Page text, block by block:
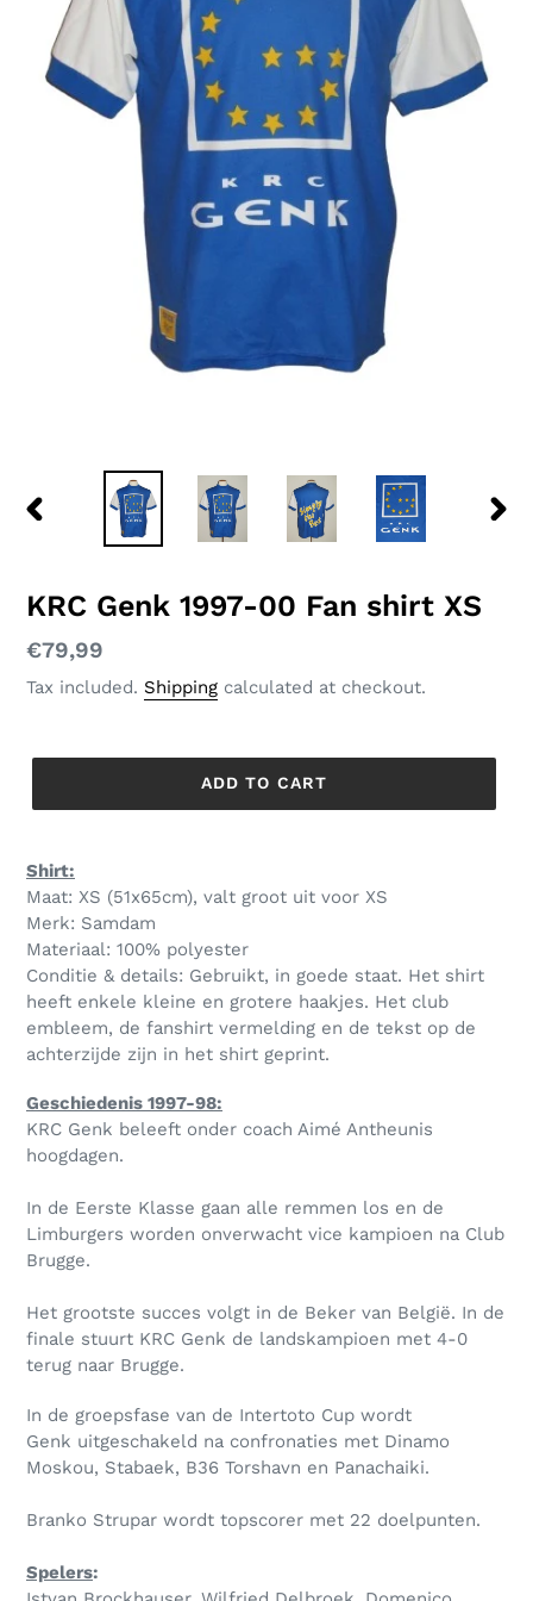
KRC Genk 1997-00 Fan shirt XS
Regular
price
€79,99
Tax included. Shipping calculated at checkout.
ADD TO CART
Shirt:
Maat: XS (51x65cm), valt groot uit voor XS
Merk: Samdam
Materiaal: 100% polyester
Conditie & details: Gebruikt, in goede staat. Het shirt
heeft enkele kleine en grotere haakjes. Het club
embleem, de fanshirt vermelding en de tekst op de
achterzijde zijn in het shirt geprint.
Geschiedenis 1997-98:
KRC Genk beleeft onder coach Aimé Antheunis
hoogdagen.
In de Eerste Klasse gaan alle remmen los en de
Limburgers worden onverwacht vice kampioen na Club
Brugge.
Het grootste succes volgt in de Beker van België. In de
finale stuurt KRC Genk de landskampioen met 4-0
terug naar Brugge.
In de groepsfase van de Intertoto Cup wordt
Genk uitgeschakeld na confronaties met Dinamo
Moskou, Stabaek, B36 Torshavn en Panachaiki.
Branko Strupar wordt topscorer met 22 doelpunten.
Spelers: